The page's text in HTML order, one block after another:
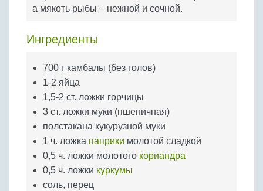
Бобовые
Крупы
а мякоть рыбы – нежной и сочной.
Ингредиенты
700 г камбалы (без голов)
1-2 яйца
1,5-2 ст. ложки горчицы
3 ст. ложки муки (пшеничная)
полстакана кукурузной муки
1 ч. ложка паприки молотой сладкой
0,5 ч. ложки молотого кориандра
0,5 ч. ложки куркумы
соль, перец